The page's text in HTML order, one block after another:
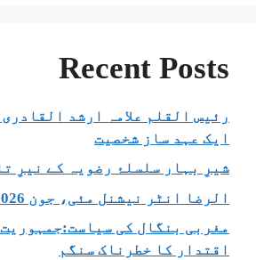
Recent Posts
رئیس القلم علامہ ارشد
ایک عہد ساز شخصیت
شیرِ بہار سلسلۂ رضویہ کے نیرِ
الرضا انٹر نیشنل مئی، جون 2026
مغربی بنگال کی
اقتدار کا خطرناک سنگم